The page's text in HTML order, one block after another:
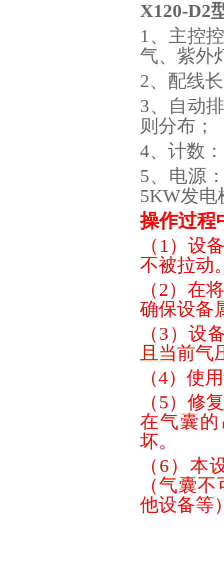
X120-D2
1、主控
气、紫外
2、配线
3、自动
则分布；
4、计数
5、电源
5KW发电
操作过程
（ 1）设
不被拉动
（2）在
确保设备
（3） 设
且当前气
（4） 使
（5） 修
在气囊
坏。
（6）本
（气囊
他设备等